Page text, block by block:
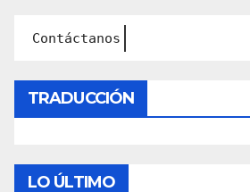
Contáctanos en: dandoquehabl
TRADUCCIÓN
LO ÚLTIMO